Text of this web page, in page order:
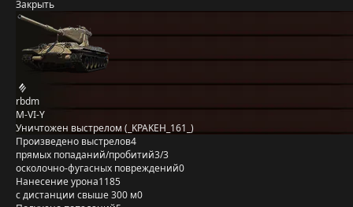
Закрыть
rbdm
M-VI-Y
Уничтожен выстрелом (_KPAKEH_161_)
Произведено выстрелов4
прямых попаданий/пробитий3/3
осколочно-фугасных повреждений0
Нанесение урона1185
с дистанции свыше 300 м0